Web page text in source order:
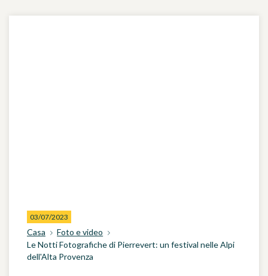
03/07/2023
Casa
Foto e video
Le Notti Fotografiche di Pierrevert: un festival nelle Alpi
dell'Alta Provenza